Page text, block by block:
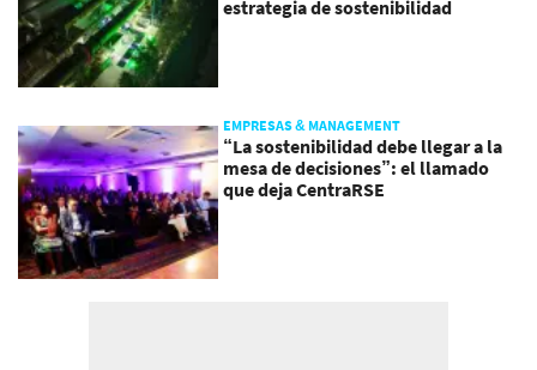
estrategia de sostenibilidad
EMPRESAS & MANAGEMENT
“La sostenibilidad debe llegar a la
mesa de decisiones”: el llamado
que deja CentraRSE